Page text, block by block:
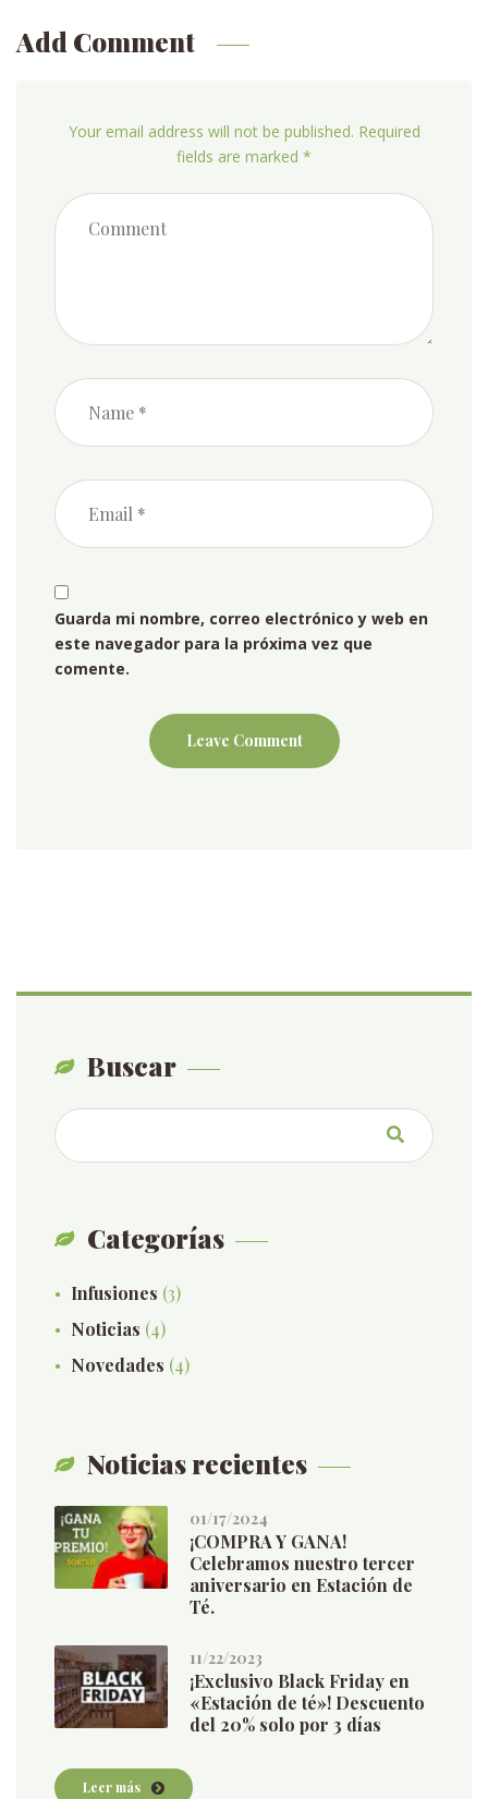
Add Comment
Your email address will not be published. Required
fields are marked *
Guarda mi nombre, correo electrónico y web en
este navegador para la próxima vez que
comente.
Buscar
Categorías
Infusiones (3)
Noticias (4)
Novedades (4)
Noticias recientes
01/17/2024
¡COMPRA Y GANA!
Celebramos nuestro tercer
aniversario en Estación de
Té.
11/22/2023
¡Exclusivo Black Friday en
«Estación de té»! Descuento
del 20% solo por 3 días
Leer más